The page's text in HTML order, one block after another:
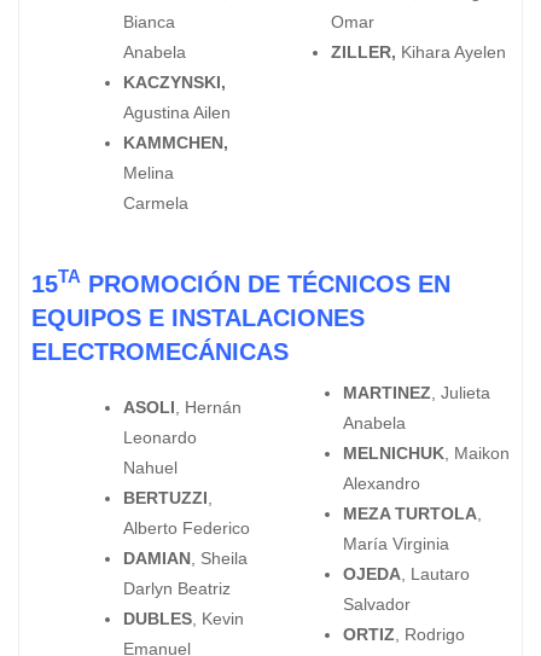
Bianca
Anabela
KACZYNSKI,
Agustina Ailen
KAMMCHEN,
Melina
Carmela
Omar
ZILLER, Kihara Ayelen
15TA PROMOCIÓN DE TÉCNICOS EN
EQUIPOS E INSTALACIONES
ELECTROMECÁNICAS
ASOLI , Hernán
Leonardo
Nahuel
BERTUZZI
Alberto Federico
DAMIAN , Sheila
Darlyn Beatriz
DUBLES , Kevin
Emanuel
MARTINEZ , Julieta
Anabela
MELNICHUK , Maikon
Alexandro
MEZA TURTOLA
María Virginia
OJEDA , Lautaro
Salvador
ORTIZ , Rodrigo